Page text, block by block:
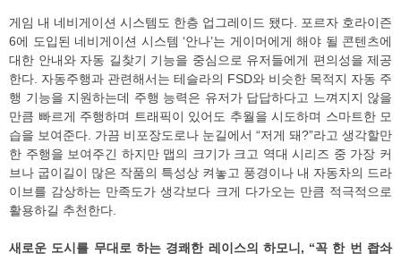
게임 내 네비게이션 시스템도 한층 업그레이드 됐다. 포르자 호라이즌
6에 도입된 네비게이션 시스템 ‘안나’는 게이머에게 해야 될 콘텐츠에
대한 안내와 자동 길찾기 기능을 중심으로 유저들에게 편의성을 제공
한다. 자동주행과 관련해서는 테슬라의 FSD와 비슷한 목적지 자동 주
행 기능을 지원하는데 주행 능력은 유저가 답답하다고 느껴지지 않을
만큼 빠르게 주행하며 트래픽이 있어도 추월을 시도하며 스마트한 모
습을 보여준다. 가끔 비포장도로나 눈길에서 “저게 돼?”라고 생각할만
한 주행을 보여주긴 하지만 맵의 크기가 크고 역대 시리즈 중 가장 커
브나 굽이길이 많은 작품의 특성상 켜놓고 풍경이나 내 자동차의 드라
이브를 감상하는 만족도가 생각보다 크게 다가오는 만큼 적극적으로
활용하길 추천한다.
새로운 도시를 무대로 하는 경쾌한 레이스의 하모니, “꼭 한 번 좝솨